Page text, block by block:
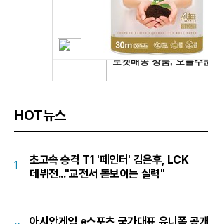
HOT뉴스
1
초고속 승격 T1 '페인터' 김은후, LCK
데뷔전..."교전서 돋보이는 실력"